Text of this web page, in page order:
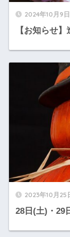
2024年10月9日
【お知らせ
2023年10月25
28日(土)・29